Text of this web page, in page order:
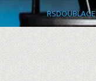
RSDOUBLAGE